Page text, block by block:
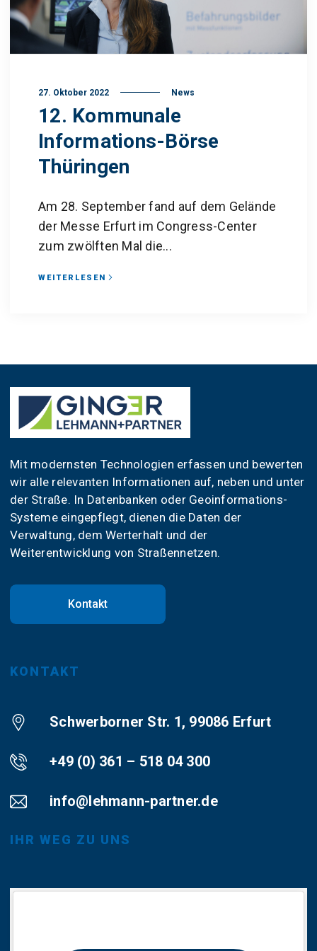
27. Oktober 2022 News
12. Kommunale
Informations-Börse
Thüringen
Am 28. September fand auf dem Gelände
der Messe Erfurt im Congress-Center
zum zwölften Mal die...
WEITERLESEN
Mit modernsten Technologien erfassen und bewerten
wir alle relevanten Informationen auf, neben und unter
der Straße. In Datenbanken oder Geoinformations-
Systeme eingepflegt, dienen die Daten der
Verwaltung, dem Werterhalt und der
Weiterentwicklung von Straßennetzen.
Kontakt
KONTAKT
Schwerborner Str. 1, 99086 Erfurt
+49 (0) 361 – 518 04 300
info@lehmann-partner.de
IHR WEG ZU UNS